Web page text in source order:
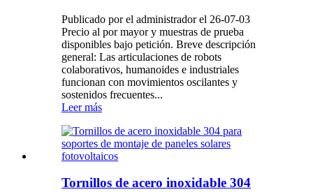
Publicado por el administrador el 26-07-03
Precio al por mayor y muestras de prueba
disponibles bajo petición. Breve descripción
general: Las articulaciones de robots
colaborativos, humanoides e industriales
funcionan con movimientos oscilantes y
sostenidos frecuentes...
Leer más
Tornillos de acero inoxidable 304